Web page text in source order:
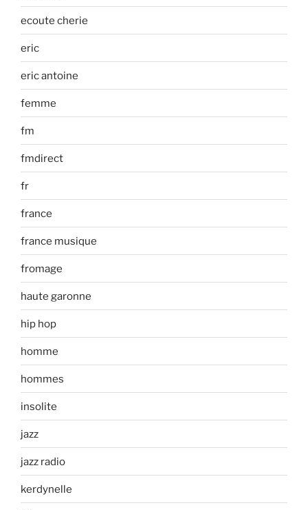
ecoute cherie
eric
eric antoine
femme
fm
fmdirect
fr
france
france musique
fromage
haute garonne
hip hop
homme
hommes
insolite
jazz
jazz radio
kerdynelle